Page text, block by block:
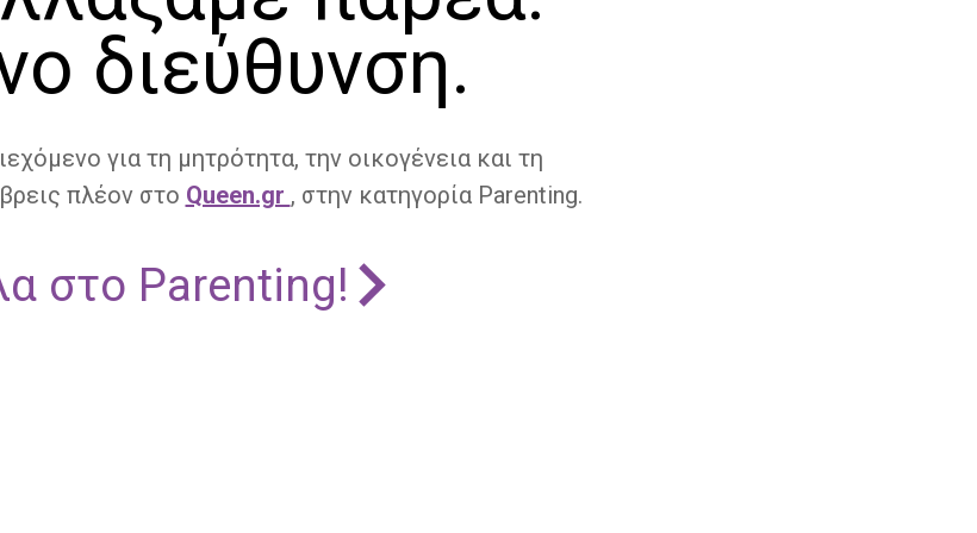
διεύθυνση.
για τη μητρότητα, την οικογένεια και τη
πλέον στο Queen.gr , στην κατηγορία Parenting.
στο Parenting!